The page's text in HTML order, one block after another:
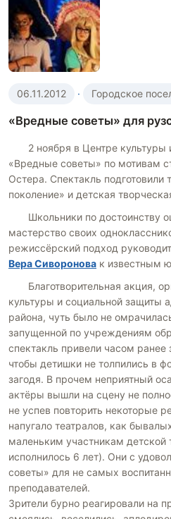
06.11.2012 · Городское
«Вредные советы» для
2 ноября в Центре культуры
«Вредные советы» по мотивам
Остера. Спектакль подготовили
поколение» и детская
Школьники по достоинству
мастерство своих
режиссёрский подход
Вера Сиворонова к известным
Благотворительная акция,
культуры и социальной защиты
района, чуть было не
запущенной по учреждениям
спектакль привели часом ранее
чтобы детишки не толпились в
загодя. В прочем неприятный
актёры вышли на сцену не
не успев повторить некоторые
напугало театралов, как
маленьким участникам детской
исполнилось 6 лет). Они с
советы» для не самых
преподавателей.
Зрители бурно реагировали на